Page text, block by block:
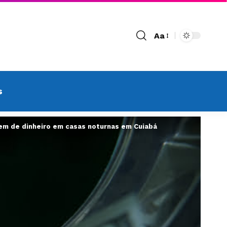
Aa
de dinheiro em casas noturnas em Cuiabá